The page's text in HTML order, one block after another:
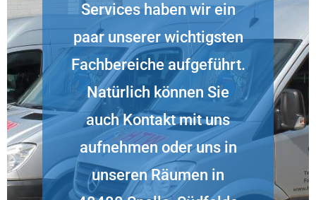
Services haben wir ein
paar unserer wichtigsten
Fachbereiche aufgeführt.
Natürlich können Sie
auch Kontakt mit uns
aufnehmen oder uns in
unseren Räumen in